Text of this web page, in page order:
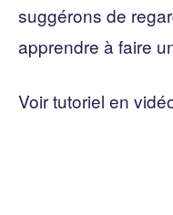
suggérons de
apprendre à faire
Voir tutoriel en